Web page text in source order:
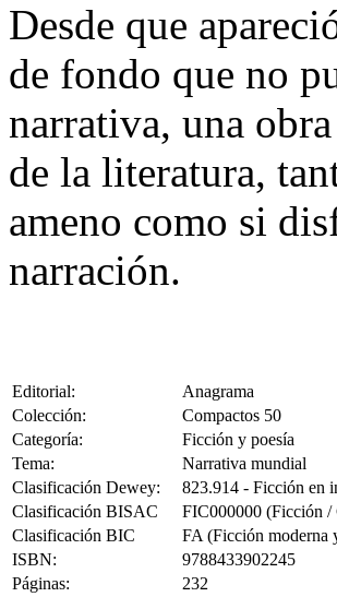
Desde que
de fondo que no
narrativa, una
de la literatura,
ameno como si
narración.
Editorial:
Anagrama
Colección:
Compactos 50
Categoría:
Ficción y poesía
Tema:
Narrativa mundial
Clasificación Dewey:
823.914 - Ficción en
Clasificación BISAC
FIC000000 (Ficción /
Clasificación BIC
FA (Ficción moderna
ISBN:
9788433902245
Páginas:
232